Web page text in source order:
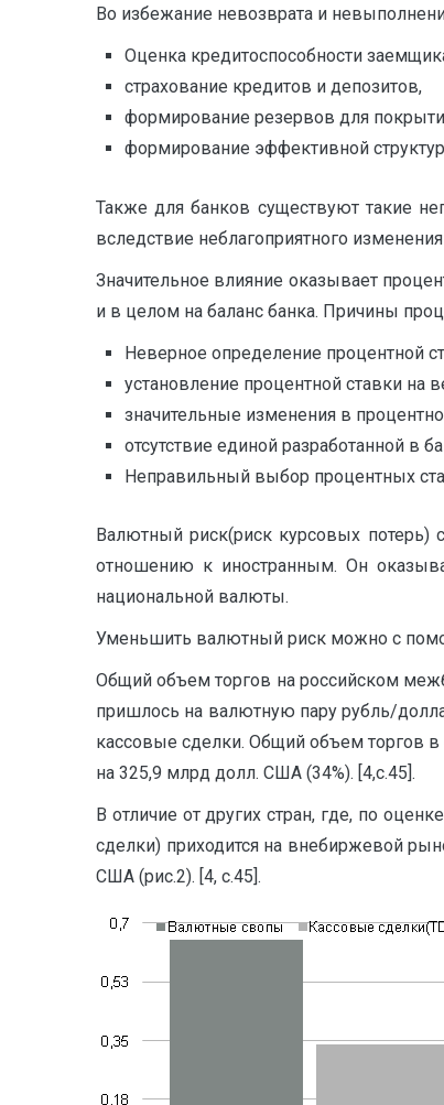
Во избежание невозврата и
Оценка кредитоспособности
страхование кредитов и депозитов,
формирование резервов для
формирование эффективной
Также для банков существуют такие
вследствие неблагоприятного
Значительное влияние оказывает
и в целом на баланс банка. Причины
Неверное определение процентной
установление процентной ставки на
значительные изменения в
отсутствие единой разработанной в
Неправильный выбор процентных
Валютный риск(риск курсовых
отношению к иностранным. Он
национальной валюты.
Уменьшить валютный риск можно с
Общий объем торгов на российском
пришлось на валютную пару рубль/
кассовые сделки. Общий объем торгов
на 325,9 млрд долл. США (34%). [4,с.45].
В отличие от других стран, где, по
сделки) приходится на внебиржевой
США (рис.2). [4, с.45].